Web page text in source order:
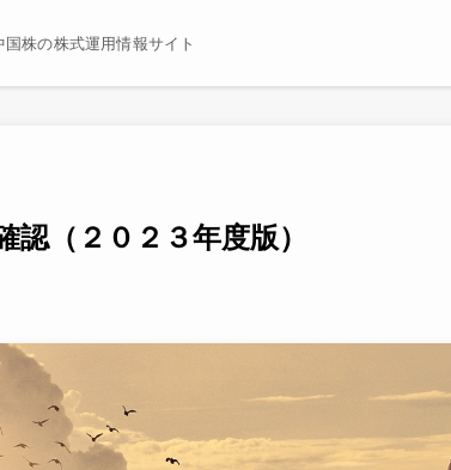
国株の株式運用情報サイト
（２０２３年度版）